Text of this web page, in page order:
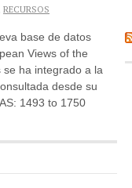
RECURSOS
base de datos
Views of the
ha integrado a la
desde su
1493 to 1750